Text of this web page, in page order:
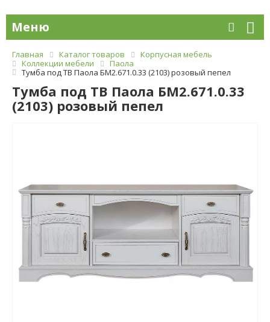
Меню
Главная Каталог товаров
Корпусная мебель
Коллекции мебели
Паола
Тумба под ТВ Паола БМ2.671.0.33 (2103) розовый пепел
Тумба под ТВ Паола БМ2.671.0.33
(2103) розовый пепел